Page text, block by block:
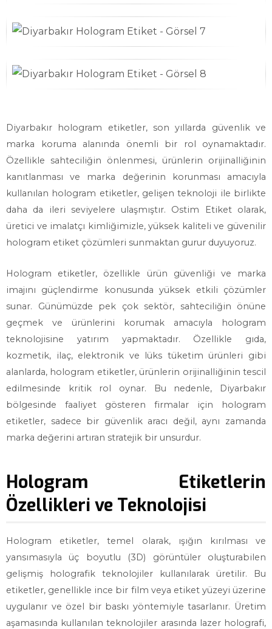
Diyarbakır hologram etiketler, son yıllarda güvenlik ve
marka koruma alanında önemli bir rol oynamaktadır.
Özellikle sahteciliğin önlenmesi, ürünlerin orijinalliğinin
kanıtlanması ve marka değerinin korunması amacıyla
kullanılan hologram etiketler, gelişen teknoloji ile birlikte
daha da ileri seviyelere ulaşmıştır. Ostim Etiket olarak,
üretici ve imalatçı kimliğimizle, yüksek kaliteli ve güvenilir
hologram etiket çözümleri sunmaktan gurur duyuyoruz.
Hologram etiketler, özellikle ürün güvenliği ve marka
imajını güçlendirme konusunda yüksek etkili çözümler
sunar. Günümüzde pek çok sektör, sahteciliğin önüne
geçmek ve ürünlerini korumak amacıyla hologram
teknolojisine yatırım yapmaktadır. Özellikle gıda,
kozmetik, ilaç, elektronik ve lüks tüketim ürünleri gibi
alanlarda, hologram etiketler, ürünlerin orijinalliğinin tescil
edilmesinde kritik rol oynar. Bu nedenle, Diyarbakır
bölgesinde faaliyet gösteren firmalar için hologram
etiketler, sadece bir güvenlik aracı değil, aynı zamanda
marka değerini artıran stratejik bir unsurdur.
Hologram Etiketlerin
Özellikleri ve Teknolojisi
Hologram etiketler, temel olarak, ışığın kırılması ve
yansımasıyla üç boyutlu (3D) görüntüler oluşturabilen
gelişmiş holografik teknolojiler kullanılarak üretilir. Bu
etiketler, genellikle ince bir film veya etiket yüzeyi üzerine
uygulanır ve özel bir baskı yöntemiyle tasarlanır. Üretim
aşamasında kullanılan teknolojiler arasında lazer holografi,